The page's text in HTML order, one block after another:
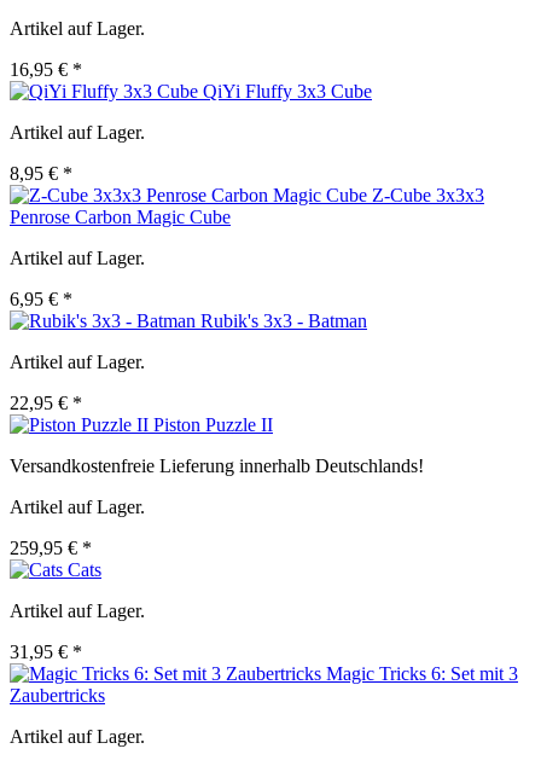
Artikel auf Lager.
16,95 € *
QiYi Fluffy 3x3 Cube
Artikel auf Lager.
8,95 € *
Z-Cube 3x3x3
Penrose Carbon Magic Cube
Artikel auf Lager.
6,95 € *
Rubik's 3x3 - Batman
Artikel auf Lager.
22,95 € *
Piston Puzzle II
Versandkostenfreie Lieferung innerhalb Deutschlands!
Artikel auf Lager.
259,95 € *
Cats
Artikel auf Lager.
31,95 € *
Magic Tricks 6: Set mit 3
Zaubertricks
Artikel auf Lager.